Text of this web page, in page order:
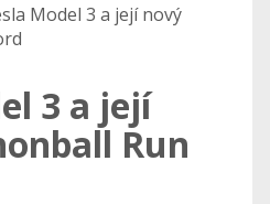
Model 3 a její nový
3 a její
Run